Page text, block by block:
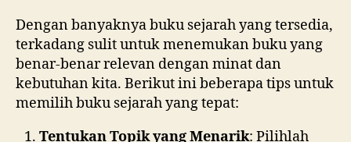
Dengan banyaknya buku sejarah yang tersedia,
terkadang sulit untuk menemukan buku yang
benar-benar relevan dengan minat dan
kebutuhan kita. Berikut ini beberapa tips untuk
memilih buku sejarah yang tepat:
Tentukan Topik yang Menarik: Pilihlah